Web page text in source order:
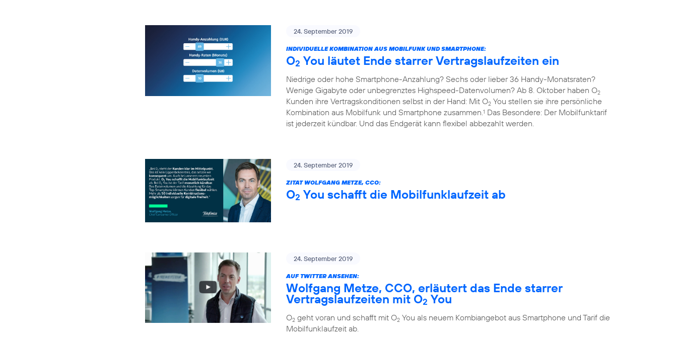
24. September 2019
INDIVIDUELLE KOMBINATION AUS MOBILFUNK UND SMARTPHONE:
O2 You läutet Ende starrer Vertragslaufzeiten ein
Niedrige oder hohe Smartphone-Anzahlung? Sechs oder lieber 36 Handy-Monatsraten?
Wenige Gigabyte oder unbegrenztes Highspeed-Datenvolumen? Ab 8. Oktober haben O2
Kunden ihre Vertragskonditionen selbst in der Hand: Mit O2 You stellen sie ihre persönliche
Kombination aus Mobilfunk und Smartphone zusammen.1 Das Besondere: Der Mobilfunktarif
ist jederzeit kündbar. Und das Endgerät kann flexibel abbezahlt werden.
24. September 2019
ZITAT WOLFGANG METZE, CCO:
O2 You schafft die Mobilfunklaufzeit ab
24. September 2019
AUF TWITTER ANSEHEN:
Wolfgang Metze, CCO, erläutert das Ende starrer
Vertragslaufzeiten mit O2 You
O2 geht voran und schafft mit O2 You als neuem Kombiangebot aus Smartphone und Tarif die
Mobilfunklaufzeit ab.